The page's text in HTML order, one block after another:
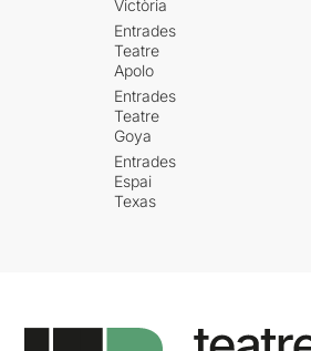
Victòria
Entrades
Teatre
Apolo
Entrades
Teatre
Goya
Entrades
Espai
Texas